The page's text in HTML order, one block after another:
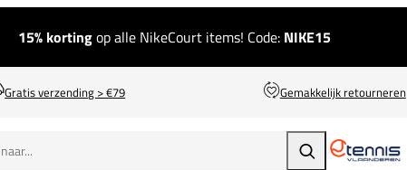
15% kortingop alle NikeCourt items! Code: NIKE15
Gratis verzending > €79 Gemakkelijk retourneren
Zoeken